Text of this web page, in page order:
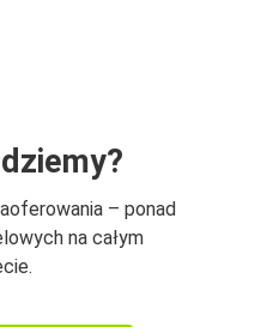
– ponad
na całym